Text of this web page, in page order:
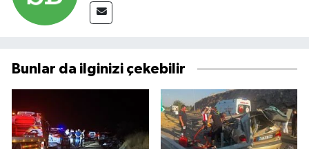
Bunlar da ilginizi çekebilir